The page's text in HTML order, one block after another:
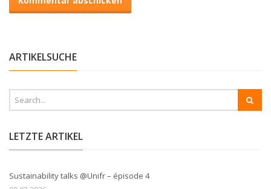
ARTIKELSUCHE
LETZTE ARTIKEL
Sustainability talks @Unifr – épisode 4